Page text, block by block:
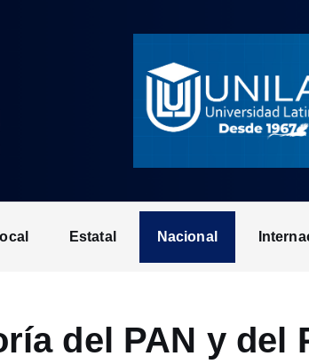
Estatal Nacional
del PAN y